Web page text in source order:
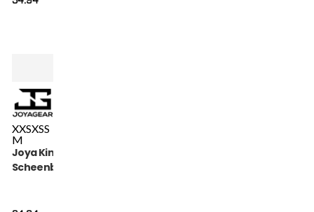
XXSXSS
M
Joya Kinder Dolfijn
Scheenbeschermers